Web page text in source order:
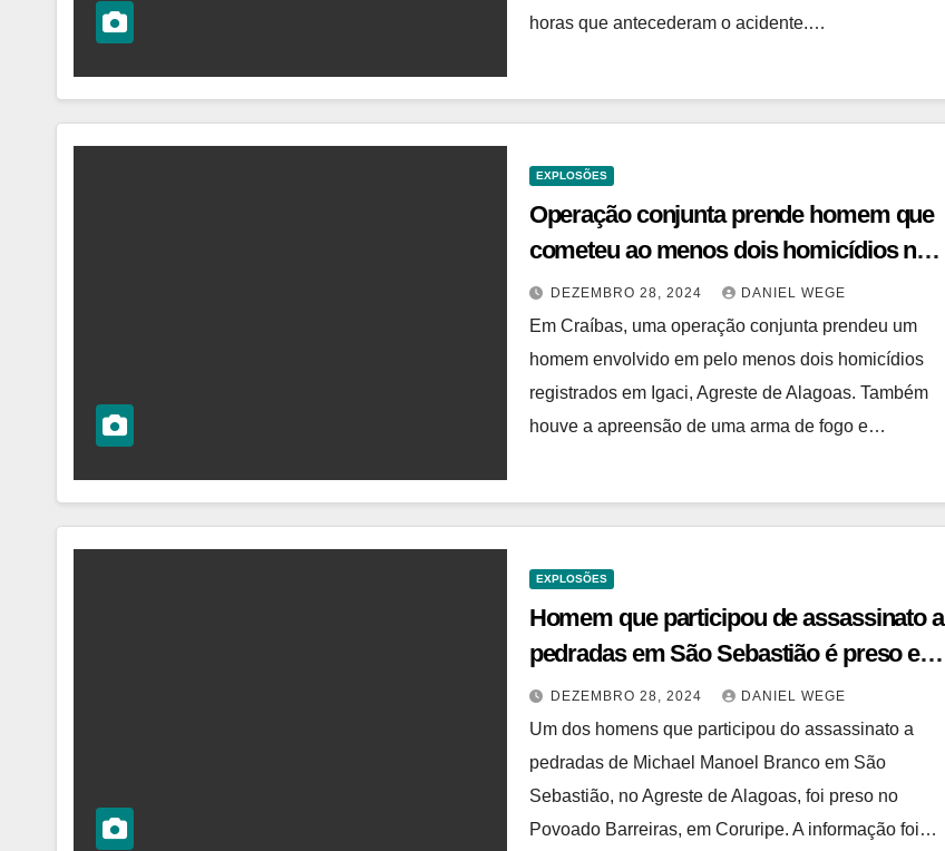
horas que antecederam o acidente.…
EXPLOSÕES
Operação conjunta prende homem que
cometeu ao menos dois homicídios na
cidade de Igaci
DEZEMBRO 28, 2024 DANIEL WEGE
Em Craíbas, uma operação conjunta prendeu um
homem envolvido em pelo menos dois homicídios
registrados em Igaci, Agreste de Alagoas. Também
houve a apreensão de uma arma de fogo e…
EXPLOSÕES
Homem que participou de assassinato a
pedradas em São Sebastião é preso em
Coruripe
DEZEMBRO 28, 2024 DANIEL WEGE
Um dos homens que participou do assassinato a
pedradas de Michael Manoel Branco em São
Sebastião, no Agreste de Alagoas, foi preso no
Povoado Barreiras, em Coruripe. A informação foi…